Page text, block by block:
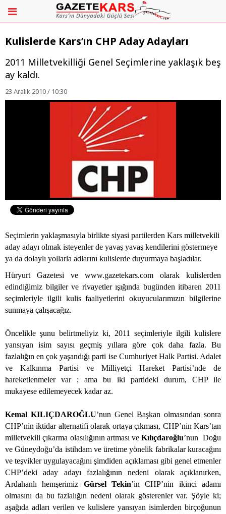
Kulislerde Kars’ın CHP Aday Adayları
2011 Milletvekilliği Genel Seçimlerine yaklaşık beş
ay kaldı.
23 Aralık 2010 / 10:30
Seçimlerin yaklaşmasıyla birlikte siyasi partilerden Kars milletvekili
aday adayı olmak isteyenler de yavaş yavaş kendilerini göstermeye
ya da dolaylı yollarla adlarını kulislerde duyurmaya başladılar.
Hüryurt Gazetesi ve www.gazetekars.com olarak kulislerden
edindiğimiz bilgiler ve rivayetler ışığında bugünden itibaren 2011
seçimleriyle ilgili kulis faaliyetlerini okuyucularımızın bilgilerine
sunmaya çalışacağız.
Öncelikle şunu belirtmeliyiz ki, 2011 seçimleriyle ilgili kulislere
yansıyan isim sayısı geçmiş yıllara göre çok daha fazla. Bu
fazlalığın en çok yaşandığı parti ise Cumhuriyet Halk Partisi. Adalet
ve Kalkınma Partisi ve Milliyetçi Hareket Partisi’nde de
hareketlenmeler var ; ama bu iki partideki durum, CHP ile
mukayese edilemeyecek kadar az.
Kemal KILIÇDAROĞLU’nun Genel Başkan olmasından sonra
CHP’nin iktidar alternatifi olarak ortaya çıkması, CHP’nin Kars’tan
milletvekili çıkarma olasılığının artması veKılıçdaroğlu’nun Doğu
ve Güneydoğu’da istihdam ve üretime yönelik fabrikalar kuracağını
ve teşvikler uygulayacağını şimdiden açıklaması gibi genel etmenler
CHP’deki aday adayı fazlalığının nedeni olarak açıklanırken,
Ardahanlı hemşerimiz Gürsel Tekin’in CHP’nin ikinci adamı
olmasını da bu fazlalığın nedeni olarak gösterenler var. Şöyle ki;
aşağıda adları verilen ve kulislere yansıyan isimlerden birçoğunun